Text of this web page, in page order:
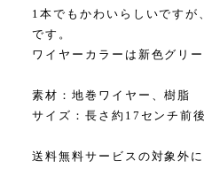
1本でもかわいらしいです
です。
ワイヤーカラーは新色グリー
素材：地巻ワイヤー、樹脂
サイズ：長さ約17センチ前後
送料無料サービスの対象外に